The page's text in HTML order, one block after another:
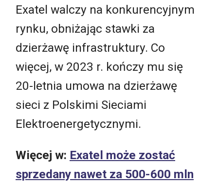
Exatel walczy na konkurencyjnym
rynku, obniżając stawki za
dzierżawę infrastruktury. Co
więcej, w 2023 r. kończy mu się
20-letnia umowa na dzierżawę
sieci z Polskimi Sieciami
Elektroenergetycznymi.
Więcej w: Exatel może zostać
sprzedany nawet za 500-600 mln